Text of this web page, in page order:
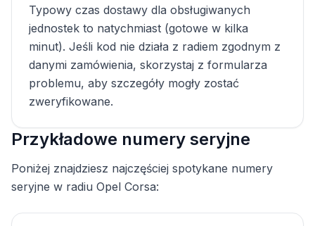
Typowy czas dostawy dla obsługiwanych
jednostek to natychmiast (gotowe w kilka
minut). Jeśli kod nie działa z radiem zgodnym z
danymi zamówienia, skorzystaj z formularza
problemu, aby szczegóły mogły zostać
zweryfikowane.
Przykładowe numery seryjne
Poniżej znajdziesz najczęściej spotykane numery
seryjne w radiu Opel Corsa: